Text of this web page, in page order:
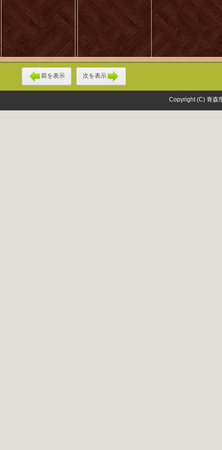
前を表示 次を表示
Copyright (C) 青森